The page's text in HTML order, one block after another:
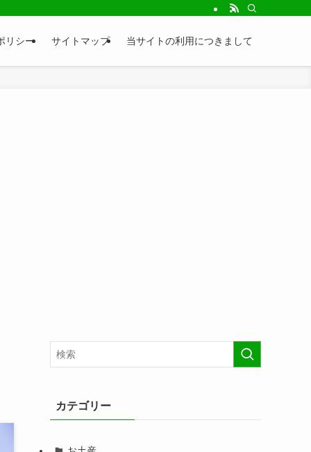
！食べる・遊ぶ・観る・知るなど様々な内容の情報をお届け致します！地
リシー サイトマップ 当サイトの利用につきまして
カテゴリー